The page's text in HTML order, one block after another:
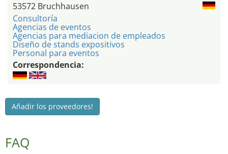
53572 Bruchhausen
Consultoría
Agencias de eventos
Agencias para mediacion de empleados
Diseño de stands expositivos
Personal para eventos
Correspondencia:
Añadir los proveedores!
FAQ